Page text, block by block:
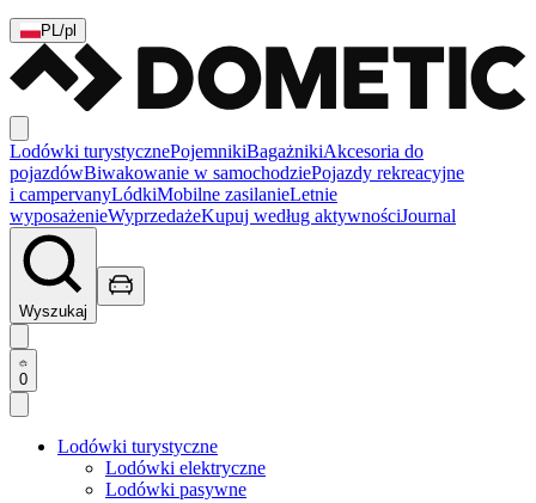
PL/pl
Lodówki turystycznePojemnikiBagażnikiAkcesoria do
pojazdówBiwakowanie w samochodziePojazdy rekreacyjne
i campervanyLódkiMobilne zasilanieLetnie
wyposażenieWyprzedażeKupuj według aktywnościJournal
Wyszukaj
0
Lodówki turystyczne
Lodówki elektryczne
Lodówki pasywne